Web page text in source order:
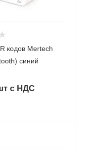
кодов Mertech
синий
с НДС